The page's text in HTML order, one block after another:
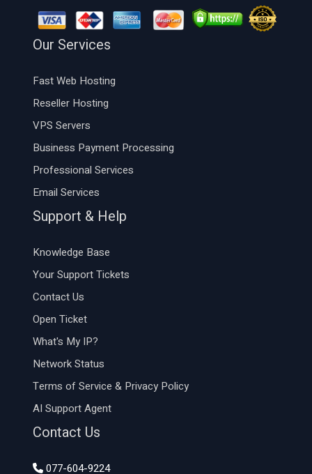
Our Services
Fast Web Hosting
Reseller Hosting
VPS Servers
Business Payment Processing
Professional Services
Email Services
Support & Help
Knowledge Base
Your Support Tickets
Contact Us
Open Ticket
What's My IP?
Network Status
Terms of Service & Privacy Policy
AI Support Agent
Contact Us
077-604-9224